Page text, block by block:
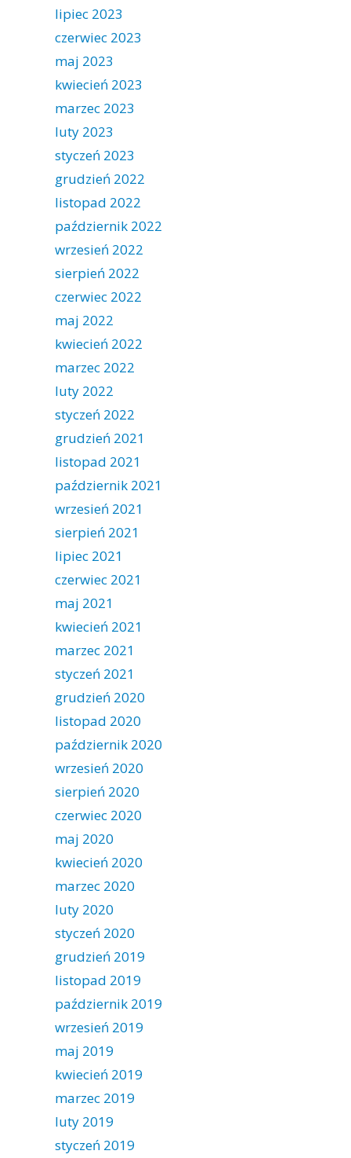
lipiec 2023
czerwiec 2023
maj 2023
kwiecień 2023
marzec 2023
luty 2023
styczeń 2023
grudzień 2022
listopad 2022
październik 2022
wrzesień 2022
sierpień 2022
czerwiec 2022
maj 2022
kwiecień 2022
marzec 2022
luty 2022
styczeń 2022
grudzień 2021
listopad 2021
październik 2021
wrzesień 2021
sierpień 2021
lipiec 2021
czerwiec 2021
maj 2021
kwiecień 2021
marzec 2021
styczeń 2021
grudzień 2020
listopad 2020
październik 2020
wrzesień 2020
sierpień 2020
czerwiec 2020
maj 2020
kwiecień 2020
marzec 2020
luty 2020
styczeń 2020
grudzień 2019
listopad 2019
październik 2019
wrzesień 2019
maj 2019
kwiecień 2019
marzec 2019
luty 2019
styczeń 2019